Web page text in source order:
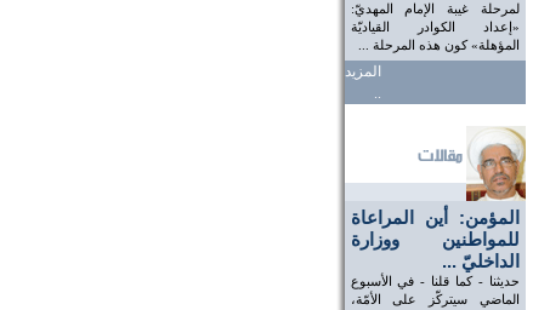
لمرحلة غيبة الإمام المهديّ:
«إعداد الكوادر القياديّة
المؤهلة» كون هذه المرحلة ...
المزيد
..
المؤمن: أين المراعاة
للمواطنين ووزارة
الداخليّ ...
حديثنا - كما قلنا - في الأسبوع
الماضي سيتركّز على الأمّة،